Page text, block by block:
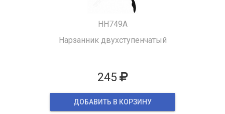
HH749A
Нарзанник двухступенчатый
245
ДОБАВИТЬ В КОРЗИНУ